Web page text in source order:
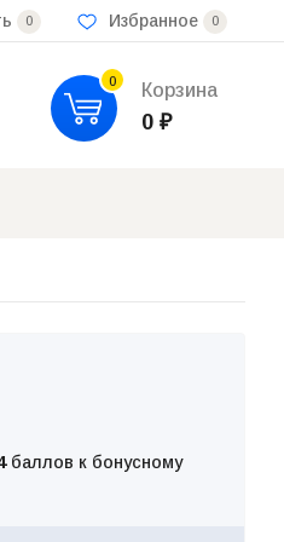
0 Избранное 0
0 Корзина
0 ₽
баллов к бонусному